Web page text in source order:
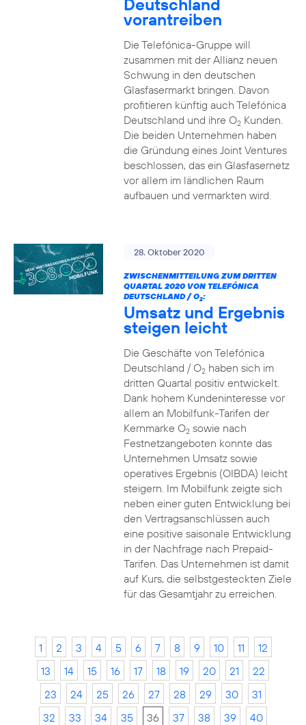
Deutschland
vorantreiben
Die Telefónica-Gruppe will
zusammen mit der Allianz neuen
Schwung in den deutschen
Glasfasermarkt bringen. Davon
profitieren künftig auch Telefónica
Deutschland und ihre O2Kunden.
Die beiden Unternehmen haben
die Gründung eines Joint Ventures
beschlossen, das ein Glasfasernetz
vor allem im ländlichen Raum
aufbauen und vermarkten wird.
28. Oktober 2020
ZWISCHENMITTEILUNG ZUM DRITTEN
QUARTAL 2020 VON TELEFÓNICA
DEUTSCHLAND / O2:
Umsatz und Ergebnis
steigen leicht
Die Geschäfte von Telefónica
Deutschland / O2haben sich im
dritten Quartal positiv entwickelt.
Dank hohem Kundeninteresse vor
allem an Mobilfunk-Tarifen der
Kernmarke O2sowie nach
Festnetzangeboten konnte das
Unternehmen Umsatz sowie
operatives Ergebnis (OIBDA) leicht
steigern. Im Mobilfunk zeigte sich
neben einer guten Entwicklung bei
den Vertragsanschlüssen auch
eine positive saisonale Entwicklung
in der Nachfrage nach Prepaid-
Tarifen. Das Unternehmen ist damit
auf Kurs, die selbstgesteckten Ziele
für das Gesamtjahr zu erreichen.
1 2 3 4 5 6 7 8 9 10 11
12
13
14 15 16 17 18 19 20 21
22
23
24 25 26 27 28 29 30
31
32
33 34 35 36 37 38 39
40